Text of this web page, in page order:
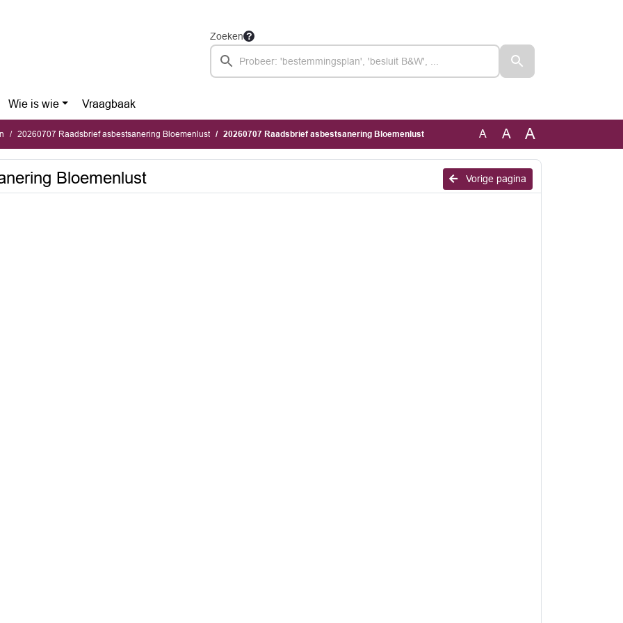
Zoeken
Wie is wie Vraagbaak
20260707 Raadsbrief asbestsanering Bloemenlust 20260707 Raadsbrief asbestsanering Bloemenlust A A A
Vorige pagina
Bloemenlust